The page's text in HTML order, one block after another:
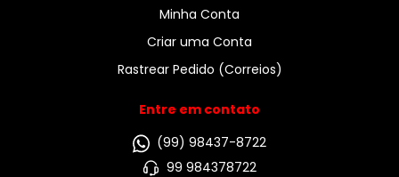
Minha Conta
Criar uma Conta
Rastrear Pedido (Correios)
Entre em contato
(99) 98437-8722
99 984378722